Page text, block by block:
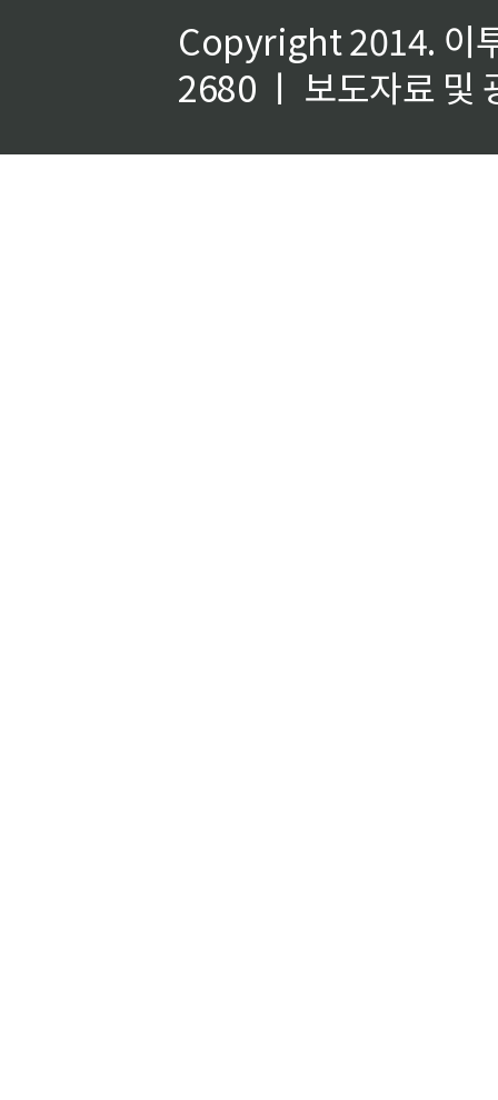
Copyright 2014. 이
2680 ㅣ 보도자료